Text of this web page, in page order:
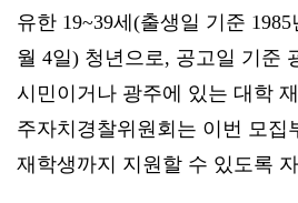
유한 19~39세(출생일 기준
월 4일) 청년으로, 공고일 기준
시민이거나 광주에 있는 대학
주자치경찰위원회는 이번 모집
재학생까지 지원할 수 있도록